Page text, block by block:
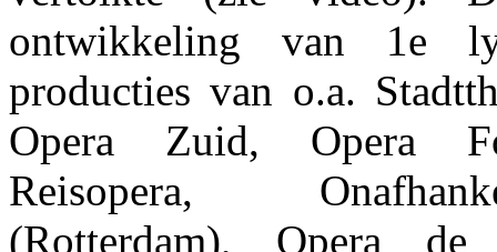
ontwikkeling van 1e
producties van o.a.
Opera Zuid, Opera
Reisopera,
(Rotterdam), Opera